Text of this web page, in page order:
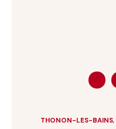
THONON-LES-BAINS,